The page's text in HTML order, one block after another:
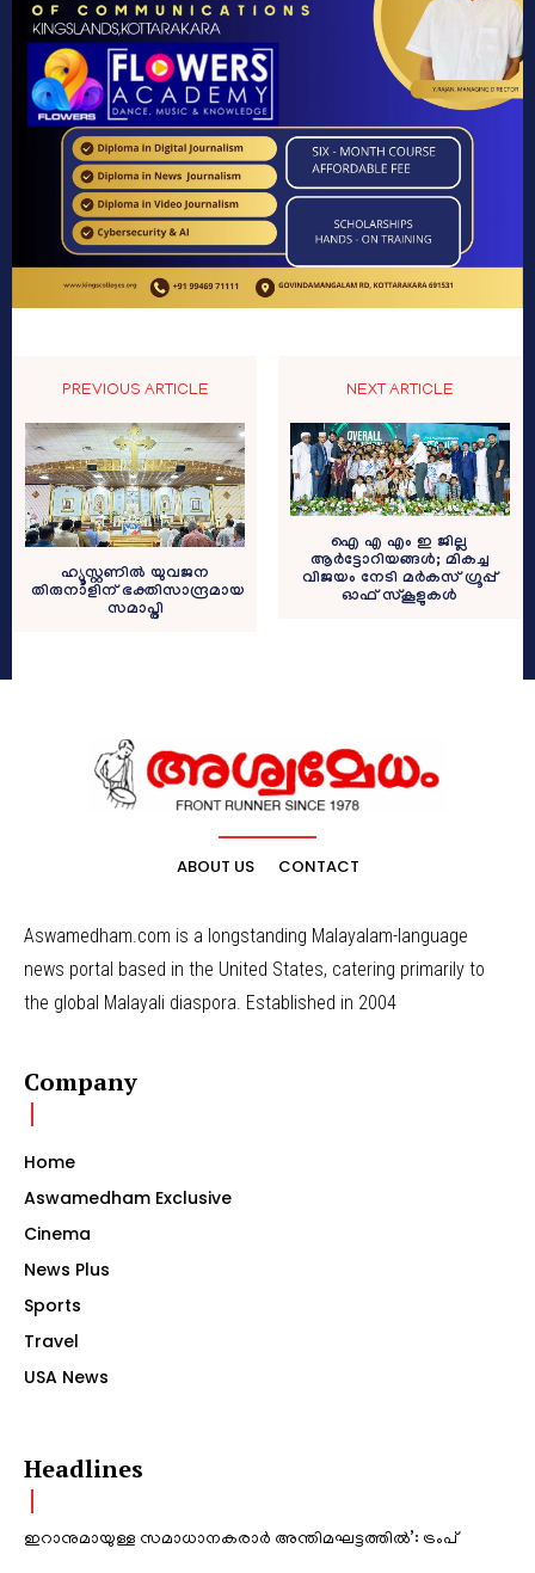
PREVIOUS ARTICLE
ഹ്യൂസ്റ്റണിൽ യുവജന
തിരുനാളിന് ഭക്തിസാന്ദ്രമായ
സമാപ്തി
NEXT ARTICLE
ഐ എ എം ഇ ജില്ല
ആർട്ടോറിയങ്ങൾ; മികച്ച
വിജയം നേടി മർകസ് ഗ്രൂപ്പ്
ഓഫ് സ്കൂളുകൾ
ABOUT US CONTACT
Aswamedham.com is a longstanding Malayalam-language
news portal based in the United States, catering primarily to
the global Malayali diaspora. Established in 2004
Company
Home
Aswamedham Exclusive
Cinema
News Plus
Sports
Travel
USA News
Headlines
ഇറാനുമായുള്ള സമാധാനകരാർ അന്തിമഘട്ടത്തിൽ‌’: ട്രംപ്